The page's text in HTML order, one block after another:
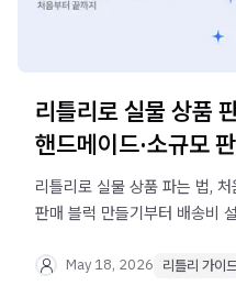
리틀리로 실물 상품
핸드메이드·소규모
리틀리로 실물 상품 파는 법,
판매 블럭 만들기부터 배송비
May 18, 2026 리틀리 가이